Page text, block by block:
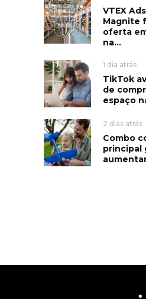
VTEX
Magnite
oferta
na...
1 dia atrás
TikTok
de
espaço
2 dias atrás
Combo
principal